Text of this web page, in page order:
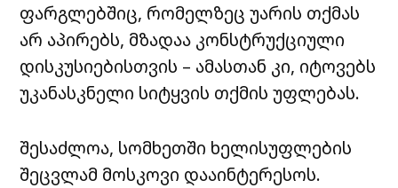
ფარგლებშიც, რომელზეც უარის თქმას
არ აპირებს, მზადაა კონსტრუქციული
დისკუსიებისთვის – ამასთან კი, იტოვებს
უკანასკნელი სიტყვის თქმის უფლებას.
შესაძლოა, სომხეთში ხელისუფლების
შეცვლამ მოსკოვი დააინტერესოს.